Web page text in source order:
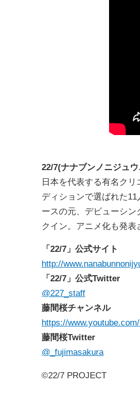
22/7(ナナブンノニジュ
日本を代表する有名ク
ディションで選ばれた
ースの元、デビューシ
クイン。アニメ化も発表
「22/7」公式サイト
http://
「22/7」公式Twitter
@227_staff
藤間桜チャンネル
https://
藤間桜Twitter
@_fujimasakura
©22/7 PROJECT